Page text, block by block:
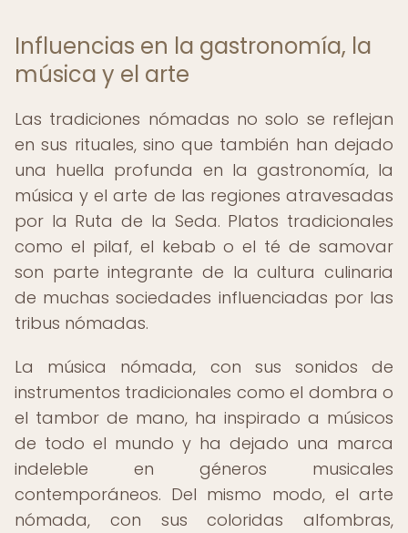
Influencias en la gastronomía, la
música y el arte
Las tradiciones nómadas no solo se reflejan
en sus rituales, sino que también han dejado
una huella profunda en la gastronomía, la
música y el arte de las regiones atravesadas
por la Ruta de la Seda. Platos tradicionales
como el pilaf, el kebab o el té de samovar
son parte integrante de la cultura culinaria
de muchas sociedades influenciadas por las
tribus nómadas.
La música nómada, con sus sonidos de
instrumentos tradicionales como el dombra o
el tambor de mano, ha inspirado a músicos
de todo el mundo y ha dejado una marca
indeleble en géneros musicales
contemporáneos. Del mismo modo, el arte
nómada, con sus coloridas alfombras,